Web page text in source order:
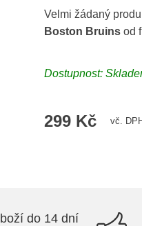
Velmi žádaný
Boston Bruins od
Dostupnost:
299 Kč vč.
do 14 dní